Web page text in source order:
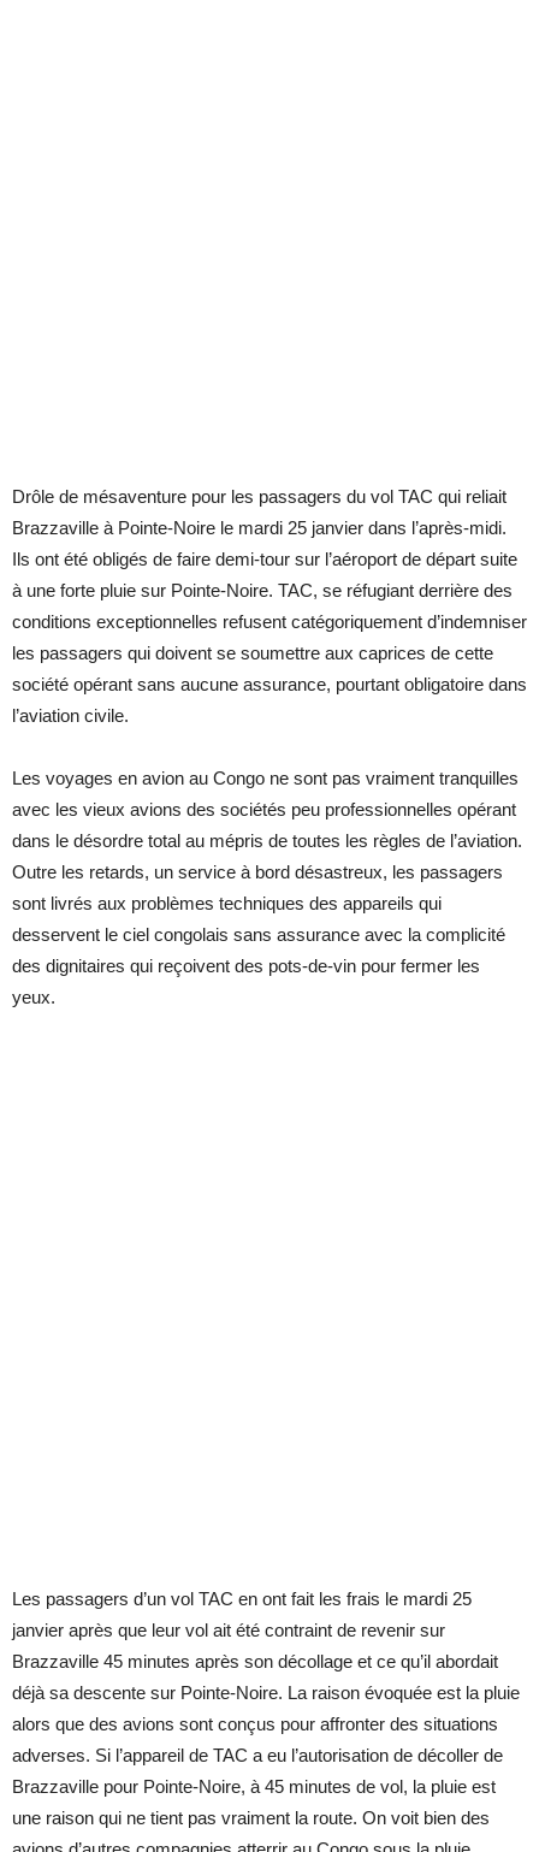
Drôle de mésaventure pour les passagers du vol TAC qui reliait
Brazzaville à Pointe-Noire le mardi 25 janvier dans l’après-midi.
Ils ont été obligés de faire demi-tour sur l’aéroport de départ suite
à une forte pluie sur Pointe-Noire. TAC, se réfugiant derrière des
conditions exceptionnelles refusent catégoriquement d’indemniser
les passagers qui doivent se soumettre aux caprices de cette
société opérant sans aucune assurance, pourtant obligatoire dans
l’aviation civile.
Les voyages en avion au Congo ne sont pas vraiment tranquilles
avec les vieux avions des sociétés peu professionnelles opérant
dans le désordre total au mépris de toutes les règles de l’aviation.
Outre les retards, un service à bord désastreux, les passagers
sont livrés aux problèmes techniques des appareils qui
desservent le ciel congolais sans assurance avec la complicité
des dignitaires qui reçoivent des pots-de-vin pour fermer les
yeux.
Les passagers d’un vol TAC en ont fait les frais le mardi 25
janvier après que leur vol ait été contraint de revenir sur
Brazzaville 45 minutes après son décollage et ce qu’il abordait
déjà sa descente sur Pointe-Noire. La raison évoquée est la pluie
alors que des avions sont conçus pour affronter des situations
adverses. Si l’appareil de TAC a eu l’autorisation de décoller de
Brazzaville pour Pointe-Noire, à 45 minutes de vol, la pluie est
une raison qui ne tient pas vraiment la route. On voit bien des